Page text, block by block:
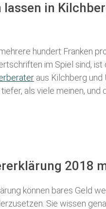
in
hundert Franken
im Spiel sind,
aus Kilchberg
als viele meinen,
2018
können bares Geld
Sie wissen